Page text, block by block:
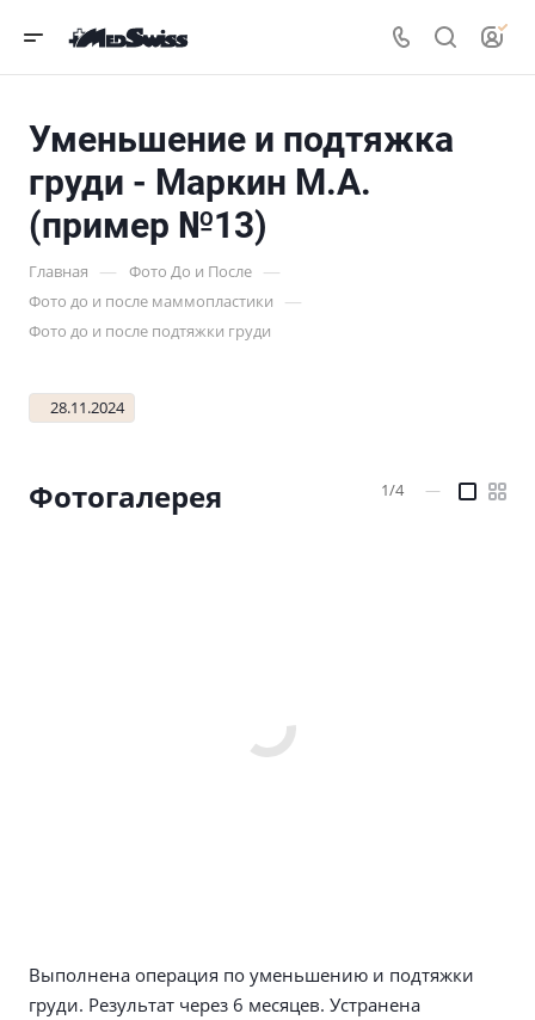
Уменьшение и подтяжка
груди - Маркин М.А.
(пример №13)
Главная — Фото До и После —
Фото до и после маммопластики —
Фото до и после подтяжки груди
28.11.2024
Фотогалерея 1/4 —
Выполнена операция по уменьшению и подтяжки
груди. Результат через 6 месяцев. Устранена